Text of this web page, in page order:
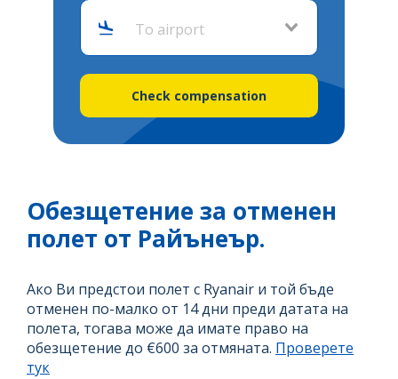
To airport
Check compensation
Обезщетение за отменен
полет от Райънеър.
Ако Ви предстои полет с Ryanair и той бъде
отменен по-малко от 14 дни преди датата на
полета, тогава може да имате право на
обезщетение до €600 за отмяната. Проверете
тук